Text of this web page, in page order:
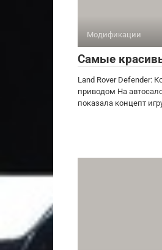
Модификации
Самые
Land Rover Defender:
приводом На
показала концепт